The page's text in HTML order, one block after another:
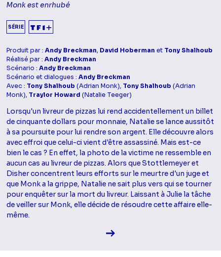
Monk est enrhubé
SÉRIE
Produit par :Andy Breckman, David Hoberman et Tony Shalhoub
Réalisé par :Andy Breckman
Scénario :Andy Breckman
Scénario et dialogues :Andy Breckman
Avec : Tony Shalhoub (Adrian Monk), Tony Shalhoub (Adrian
Monk), Traylor Howard (Natalie Teeger)
Lorsqu'un livreur de pizzas lui rend accidentellement un billet
de cinquante dollars pour monnaie, Natalie se lance aussitôt
à sa poursuite pour lui rendre son argent. Elle découvre alors
avec effroi que celui-ci vient d'être assassiné. Mais est-ce
bien le cas ? En effet, la photo de la victime ne ressemble en
aucun cas au livreur de pizzas. Alors que Stottlemeyer et
Disher concentrent leurs efforts sur le meurtre d'un juge et
que Monk a la grippe, Natalie ne sait plus vers qui se tourner
pour enquêter sur la mort du livreur. Laissant à Julie la tâche
de veiller sur Monk, elle décide de résoudre cette affaire elle-
même.
Voir la fiche diffusion